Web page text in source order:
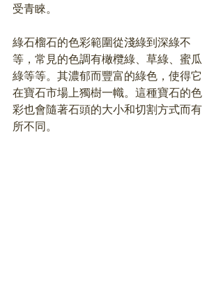
受青睞。
綠石榴石的色彩範圍從淺綠到深綠不
等，常見的色調有橄欖綠、草綠、蜜瓜
綠等等。其濃郁而豐富的綠色，使得它
在寶石市場上獨樹一幟。這種寶石的色
彩也會隨著石頭的大小和切割方式而有
所不同。